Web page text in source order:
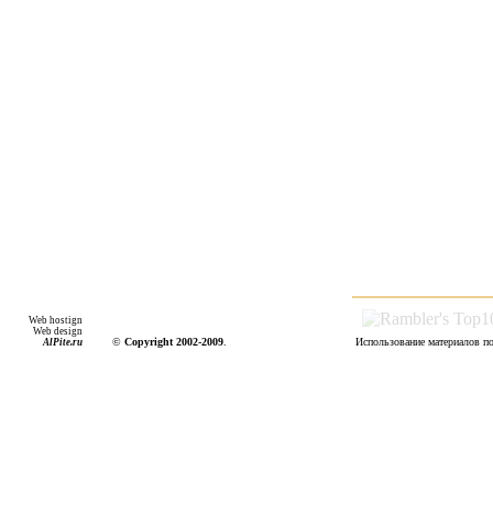
Web hostign
Web design
AlPite.ru
© Copyright 2002-2009 Использование материалов